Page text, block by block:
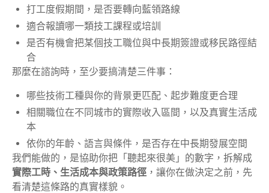
打工度假期間，是否要轉向藍領路線
適合報讀哪一類技工課程或培訓
是否有機會把某個技工職位與中長期簽證或移民路徑結
合
那麼在諮詢時，至少要搞清楚三件事：
哪些技術工種與你的背景更匹配、起步難度更合理
相關職位在不同城市的實際收入區間，以及真實生活成
本
依你的年齡、語言與條件，是否存在中長期發展空間
我們能做的，是協助你把「聽起來很美」的數字，拆解成
實際工時、生活成本與政策路徑 ，讓你在做決定之前，先
看清楚這條路的真實樣貌。